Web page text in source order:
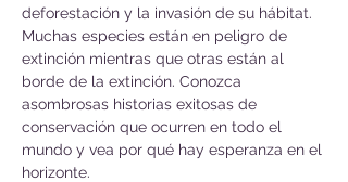
deforestación y la invasión de su hábitat.
Muchas especies están en peligro de
extinción mientras que otras están al
borde de la extinción. Conozca
asombrosas historias exitosas de
conservación que ocurren en todo el
mundo y vea por qué hay esperanza en el
horizonte.